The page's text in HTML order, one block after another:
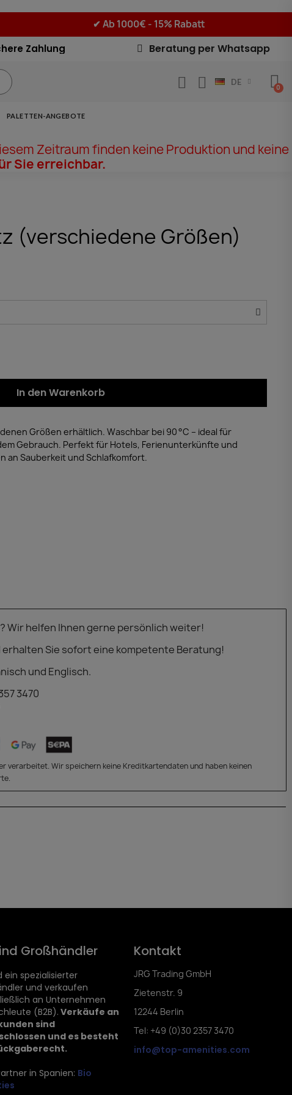
✔Ab 1000€ - 15% Rabatt
Zahlung Beratung per Whatsapp
DE
PALETTEN-ANGEBOTE
Zeitraum finden keine Produktion und keine
Sie erreichbar.
(verschiedene Größen)
In den Warenkorb
Größen erhältlich. Waschbar bei 90 °C – ideal für
Gebrauch. Perfekt für Hotels, Ferienunterkünfte und
an Sauberkeit und Schlafkomfort.
Wir helfen Ihnen gerne persönlich weiter!
erhalten Sie sofort eine kompetente Beratung!
und Englisch.
3470
verarbeitet. Wir speichern keine Kreditkartendaten und haben keinen
Großhändler
ein spezialisierter
und verkaufen
an Unternehmen
(B2B).Verkäufe an
sind
und es besteht
in Spanien: Bio
Kontakt
JRG Trading GmbH
Zietenstr. 9
12244 Berlin
Tel: +49 (0)30 2357 3470
info@top-amenities.com